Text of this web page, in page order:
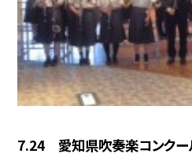
7.24 愛知県吹奏楽コンクー